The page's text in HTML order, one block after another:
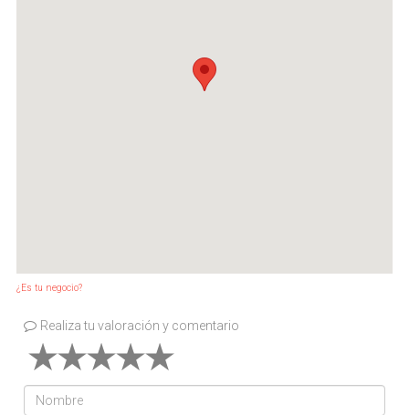
¿Es tu negocio?
Realiza tu valoración y comentario